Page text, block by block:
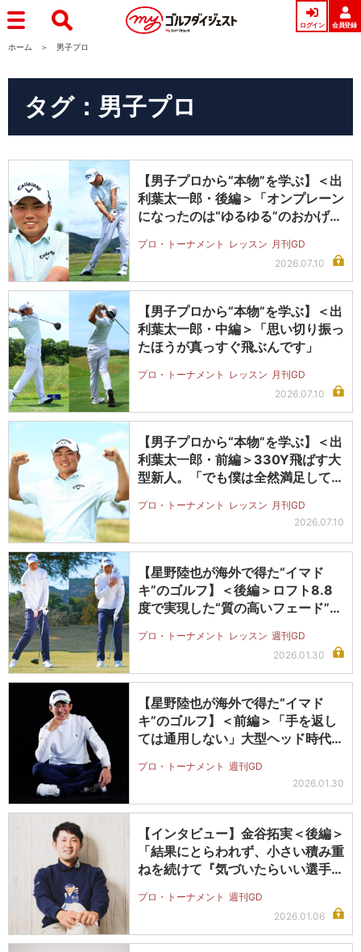
ログイン 会員登録
ホーム 男子プロ
タグ：男子プロ
【男子プロから“本物”を学ぶ】＜出
利葉太一郎・後編＞「オンプレーン
になったのは“ゆるゆる”のおかげ
プロ・トーナメント レッスン 月刊GD
2026.07.10
【男子プロから“本物”を学ぶ】＜出
利葉太一郎・中編＞「思い切り振っ
たほうが真っすぐ飛ぶんです」
プロ・トーナメント レッスン 月刊GD
2026.07.10
【男子プロから“本物”を学ぶ】＜出
利葉太一郎・前編＞330Y飛ばす大
型新人。「でも僕は全然満足して
プロ・トーナメント レッスン 月刊GD
2026.07.10
【星野陸也が海外で得た“イマド
キ”のゴルフ】＜後編＞ロフト8.8
度で実現した“質の高いフェード”。
プロ・トーナメント レッスン 週刊GD
2026.01.30
【星野陸也が海外で得た“イマド
キ”のゴルフ】＜前編＞「手を返し
ては通用しない」大型ヘッド時代に
プロ・トーナメント 週刊GD
2026.01.30
【インタビュー】金谷拓実＜後編＞
「結果にとらわれず、小さい積み重
ねを続けて『気づいたらいい選手に
プロ・トーナメント 週刊GD
2026.01.06